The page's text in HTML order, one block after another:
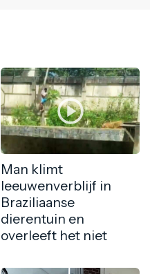
Man klimt
leeuwenverblijf in
Braziliaanse
dierentuin en
overleeft het niet